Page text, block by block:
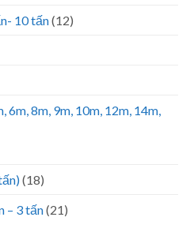
10 tấn(12)
8m, 9m, 10m, 12m, 14m,
(18)
– 3 tấn(21)